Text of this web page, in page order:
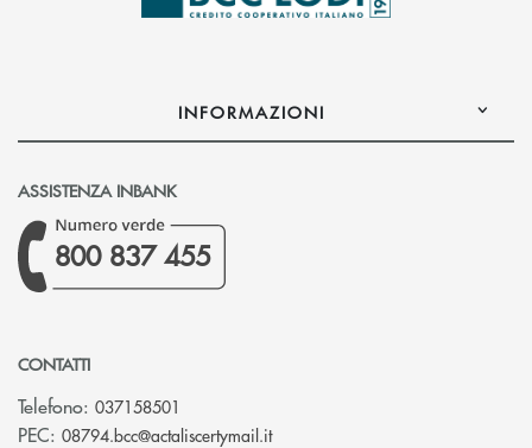
INFORMAZIONI
ASSISTENZA INBANK
800 837 455
CONTATTI
Telefono: 037158501
PEC: 08794.bcc@actaliscertymail.it(si apre l’app di posta